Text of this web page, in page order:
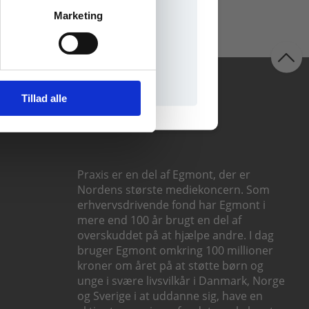
Marketing
Tillad alle
Praxis er en del af Egmont, der er
Nordens største mediekoncern. Som
erhvervsdrivende fond har Egmont i
mere end 100 år brugt en del af
overskuddet på at hjælpe andre. I dag
bruger Egmont omkring 100 millioner
kroner om året på at støtte børn og
unge i svære livsvilkår i Danmark, Norge
og Sverige i at uddanne sig, have en